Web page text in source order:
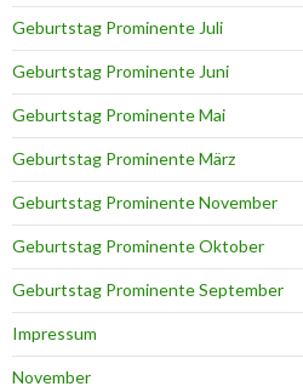
Geburtstag Prominente Juli
Geburtstag Prominente Juni
Geburtstag Prominente Mai
Geburtstag Prominente März
Geburtstag Prominente November
Geburtstag Prominente Oktober
Geburtstag Prominente September
Impressum
November